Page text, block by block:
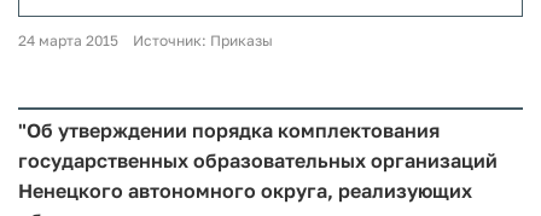
24 марта 2015 Источник: Приказы
"Об утверждении порядка комплектования
государственных образовательных организаций
Ненецкого автономного округа, реализующих